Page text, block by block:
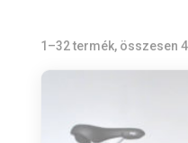
1–32 termék, összesen